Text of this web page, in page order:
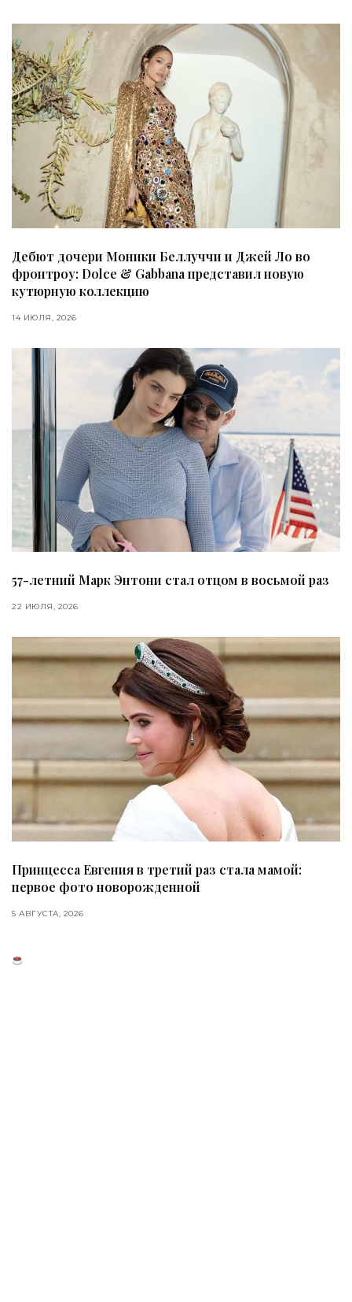
Дебют дочери Моники Беллуччи и Джей Ло во
фронтроу: Dolce & Gabbana представил новую
кутюрную коллекцию
14 ИЮЛЯ, 2026
57-летний Марк Энтони стал отцом в восьмой раз
22 ИЮЛЯ, 2026
Принцесса Евгения в третий раз стала мамой:
первое фото новорожденной
5 АВГУСТА, 2026